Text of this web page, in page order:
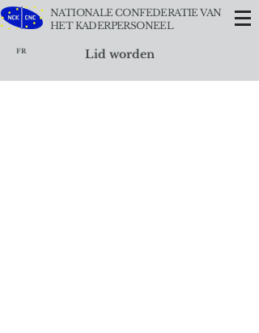
FR
NATIONALE CONFEDERATIE VAN
HET KADERPERSONEEL
Lid worden